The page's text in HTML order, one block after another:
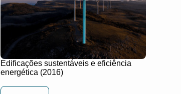
Edificações sustentáveis e eficiência
energética (2016)